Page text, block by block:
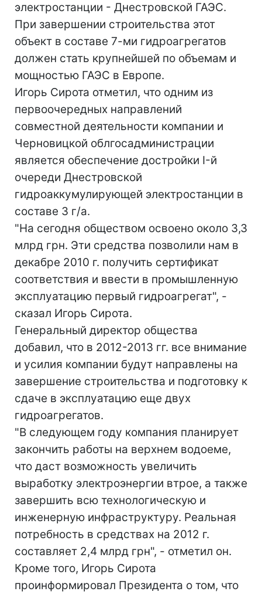
электростанции - Днестровской ГАЭС.
При завершении строительства этот
объект в составе 7-ми гидроагрегатов
должен стать крупнейшей по объемам и
мощностью ГАЭС в Европе.
Игорь Сирота отметил, что одним из
первоочередных направлений
совместной деятельности компании и
Черновицкой облгосадминистрации
является обеспечение достройки I-й
очереди Днестровской
гидроаккумулирующей электростанции в
составе 3 г/а.
"На сегодня обществом освоено около 3,3
млрд грн. Эти средства позволили нам в
декабре 2010 г. получить сертификат
соответствия и ввести в промышленную
эксплуатацию первый гидроагрегат", -
сказал Игорь Сирота.
Генеральный директор общества
добавил, что в 2012-2013 гг. все внимание
и усилия компании будут направлены на
завершение строительства и подготовку к
сдаче в эксплуатацию еще двух
гидроагрегатов.
"В следующем году компания планирует
закончить работы на верхнем водоеме,
что даст возможность увеличить
выработку электроэнергии втрое, а также
завершить всю технологическую и
инженерную инфраструктуру. Реальная
потребность в средствах на 2012 г.
составляет 2,4 млрд грн", - отметил он.
Кроме того, Игорь Сирота
проинформировал Президента о том, что